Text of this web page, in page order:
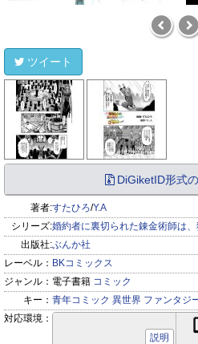
ツイート
DiGiketID形式
著者:すたひろ/Y.A
シリーズ:婚約者に裏切られた錬金術師は
出版社:ぶんか社
レーベル： BKコミックス
ジャンル： 電子書籍 コミック
キー： 青年コミック 異世界 ファンタジ
対応環境：
説明